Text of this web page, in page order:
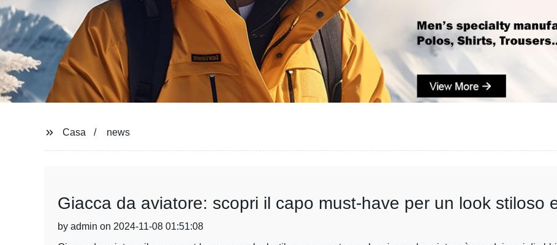
Casa news
Giacca da aviatore: scopri il capo must-have per un look stiloso
by admin on 2024-11-08 01:51:08